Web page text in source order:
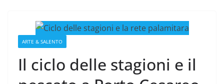
ARTE & SALENTO
Il ciclo delle stagioni e il